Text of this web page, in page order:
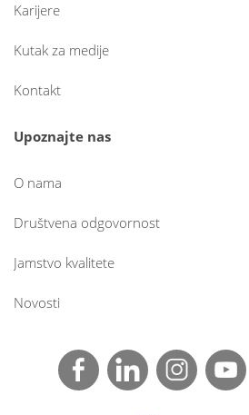
Karijere
Kutak za medije
Kontakt
Upoznajte nas
O nama
Društvena odgovornost
Jamstvo kvalitete
Novosti